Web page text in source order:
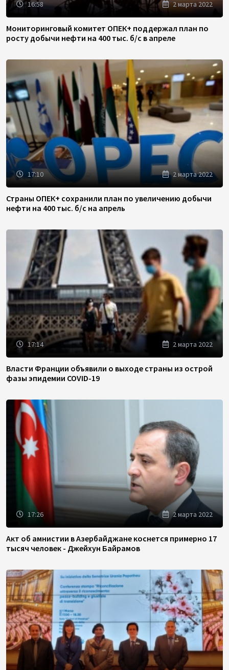
16:58 2 марта 2022
Мониторинговый комитет ОПЕК+ поддержал план по
росту добычи нефти на 400 тыс. б/с в апреле
17:10 2 марта 2022
Страны ОПЕК+ сохранили план по увеличению добычи
нефти на 400 тыс. б/с на апрель
17:14 2 марта 2022
Власти Франции объявили о выходе страны из острой
фазы эпидемии COVID-19
17:26 2 марта 2022
Акт об амнистии в Азербайджане коснется примерно 17
тысяч человек - Джейхун Байрамов